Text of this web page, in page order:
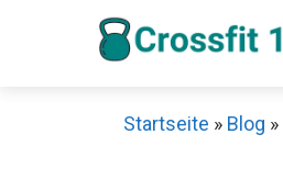
Startseite » Blog »